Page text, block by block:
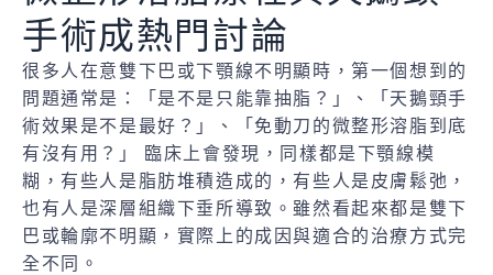
手術成熱門討論
很多人在意雙下巴或下顎線不明顯時，第一個想到的
問題通常是：「是不是只能靠抽脂？」、「天鵝頸手
術效果是不是最好？」、「免動刀的微整形溶脂到底
有沒有用？」 臨床上會發現，同樣都是下顎線模
糊，有些人是脂肪堆積造成的，有些人是皮膚鬆弛，
也有人是深層組織下垂所導致。雖然看起來都是雙下
巴或輪廓不明顯，實際上的成因與適合的治療方式完
全不同。